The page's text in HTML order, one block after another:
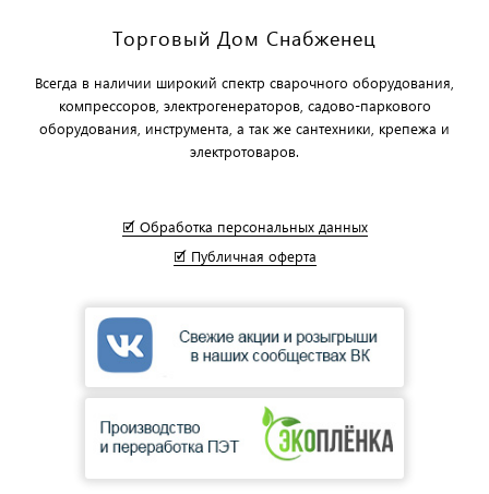
Торговый Дом Снабженец
Всегда в наличии широкий спектр сварочного оборудования,
компрессоров, электрогенераторов, садово-паркового
оборудования, инструмента, а так же сантехники, крепежа и
электротоваров.
🗹 Обработка персональных данных
🗹 Публичная оферта